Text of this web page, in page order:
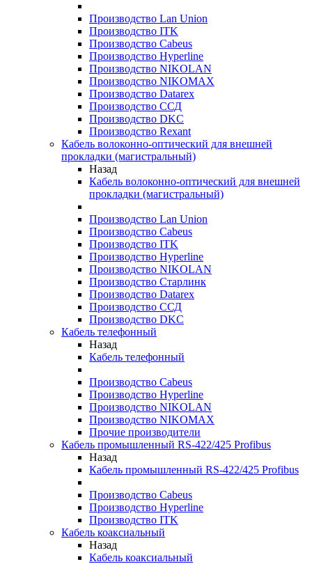
Производство Lan Union
Производство ITK
Производство Cabeus
Производство Hyperline
Производство NIKOLAN
Производство NIKOMAX
Производство Datarex
Производство ССД
Производство DKC
Производство Rexant
Кабель волоконно-оптический для внешней
прокладки (магистральный)
Назад
Кабель волоконно-оптический для внешней
прокладки (магистральный)
Производство Lan Union
Производство Cabeus
Производство ITK
Производство Hyperline
Производство NIKOLAN
Производство Старлинк
Производство Datarex
Производство ССД
Производство DKC
Кабель телефонный
Назад
Кабель телефонный
Производство Cabeus
Производство Hyperline
Производство NIKOLAN
Производство NIKOMAX
Прочие производители
Кабель промышленный RS-422/425 Profibus
Назад
Кабель промышленный RS-422/425 Profibus
Производство Cabeus
Производство Hyperline
Производство ITK
Кабель коаксиальный
Назад
Кабель коаксиальный